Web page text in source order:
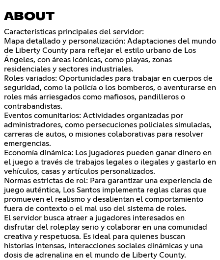
ABOUT
Características principales del servidor:
Mapa detallado y personalización: Adaptaciones del mundo
de Liberty County para reflejar el estilo urbano de Los
Ángeles, con áreas icónicas, como playas, zonas
residenciales y sectores industriales.
Roles variados: Oportunidades para trabajar en cuerpos de
seguridad, como la policía o los bomberos, o aventurarse en
roles más arriesgados como mafiosos, pandilleros o
contrabandistas.
Eventos comunitarios: Actividades organizadas por
administradores, como persecuciones policiales simuladas,
carreras de autos, o misiones colaborativas para resolver
emergencias.
Economía dinámica: Los jugadores pueden ganar dinero en
el juego a través de trabajos legales o ilegales y gastarlo en
vehículos, casas y artículos personalizados.
Normas estrictas de rol: Para garantizar una experiencia de
juego auténtica, Los Santos implementa reglas claras que
promueven el realismo y desalientan el comportamiento
fuera de contexto o el mal uso del sistema de roles.
El servidor busca atraer a jugadores interesados en
disfrutar del roleplay serio y colaborar en una comunidad
creativa y respetuosa. Es ideal para quienes buscan
historias intensas, interacciones sociales dinámicas y una
dosis de adrenalina en el mundo de Liberty County.